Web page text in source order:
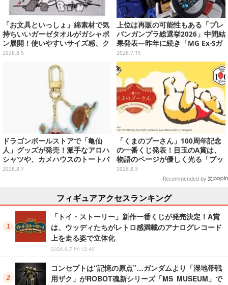
「お文具といっしょ」綿素材で気
持ちいいガーゼタオルがガシャポ
ン展開！使いやすいサイズ感、ク
ールな和柄や可愛らしいお寿司な
2026.8.5
上位は再販の可能性もある「プレ
バンガンプラ総選挙2026」中間結
果発表―昨年に続き「MG Ex-Sガ
ンダム/Sガンダム」が強い！TOP
20も注目
2026.7.15
ドラゴンボールストアで「亀仙
人」グッズが発売！派手なアロハ
シャツや、カメハウスのトートバ
ッグなど夏らしいアイテムがズラ
2026.8.7
「くまのプーさん」100周年記念
の一番くじ発表！目玉のA賞は、
物語のページが優しく光る「ブッ
クシェイプドライト」
2026.8.3
Recommended by
フィギュアアクセスランキング
「トイ・ストーリー」新作一番くじが発売決定！A賞
は、ウッディたちがレトロ感満載のアナログレコード
上を走る姿で立体化
2026.8.7 Fri 12:40
コンセプトは“記憶の原点”…ガンダムより「湿地帯戦
用ザク」がROBOT魂新シリーズ「MS MUSEUM」で